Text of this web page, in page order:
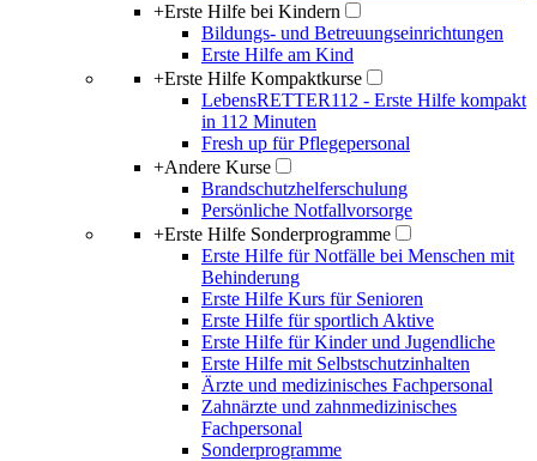
+Erste Hilfe bei Kindern
Bildungs- und Betreuungseinrichtungen
Erste Hilfe am Kind
+Erste Hilfe Kompaktkurse
LebensRETTER112 - Erste Hilfe kompakt
in 112 Minuten
Fresh up für Pflegepersonal
+Andere Kurse
Brandschutzhelferschulung
Persönliche Notfallvorsorge
+Erste Hilfe Sonderprogramme
Erste Hilfe für Notfälle bei Menschen mit
Behinderung
Erste Hilfe Kurs für Senioren
Erste Hilfe für sportlich Aktive
Erste Hilfe für Kinder und Jugendliche
Erste Hilfe mit Selbstschutzinhalten
Ärzte und medizinisches Fachpersonal
Zahnärzte und zahnmedizinisches
Fachpersonal
Sonderprogramme